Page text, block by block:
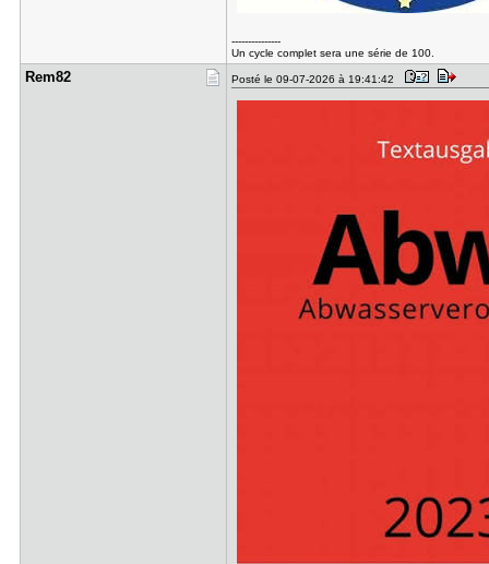
---------------
Un cycle complet sera une série de 100.
Rem82 Posté le 09-07-2026 à 19:41:42